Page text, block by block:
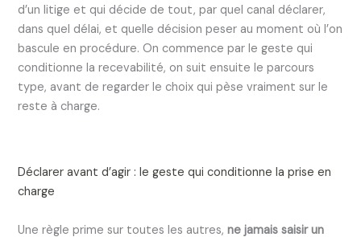
d’un litige et qui décide de tout, par quel canal déclarer,
dans quel délai, et quelle décision peser au moment où l’on
bascule en procédure. On commence par le geste qui
conditionne la recevabilité, on suit ensuite le parcours
type, avant de regarder le choix qui pèse vraiment sur le
reste à charge.
Déclarer avant d’agir : le geste qui conditionne la prise en
charge
Une règle prime sur toutes les autres,ne jamais saisir un